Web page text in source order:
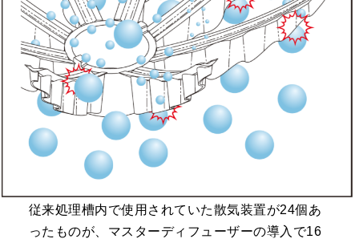
従来処理槽内で使用されていた散気装置が24個あ
ったものが、マスターディフューザーの導入で16